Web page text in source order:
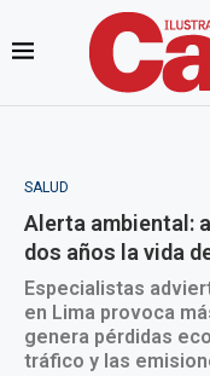
SALUD
Alerta ambiental:
dos años la vida
Especialistas
en Lima provoca
genera pérdidas
tráfico y las